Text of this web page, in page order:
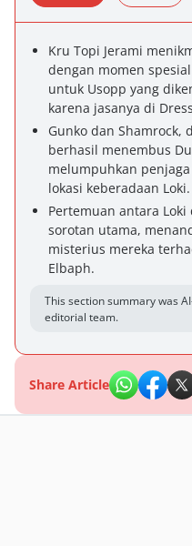
Kru Topi Jerami
dengan momen
untuk Usopp yang
karena jasanya di
Gunko dan Shamrock,
berhasil menembus
melumpuhkan
lokasi keberadaan Loki.
Pertemuan antara
sorotan utama,
misterius mereka
Elbaph.
This section summary was
editorial team.
Share Article